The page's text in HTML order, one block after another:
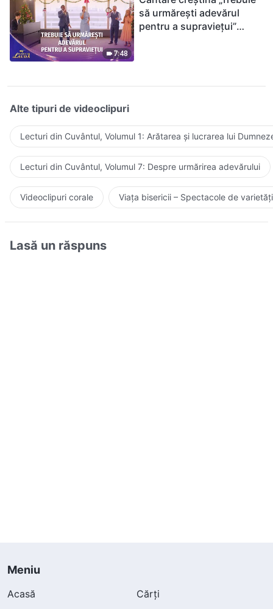
7:48
să urmărești adevărul
pentru a supraviețui”
Alte tipuri de videoclipuri
Lecturi din Cuvântul, Volumul 1: Arătarea și lucrarea lui
Lecturi din Cuvântul, Volumul 7: Despre urmărirea adevărului
Videoclipuri corale Viața bisericii – Spectacole de varietăți
Lasă un răspuns
Meniu
Acasă
Cărți